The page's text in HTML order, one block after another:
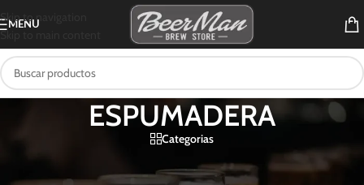
Skip to navigation
Skip to main content
MENU
ESPUMADERA
Categorias
Mostrando el único resultado